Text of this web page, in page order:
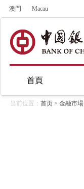
澳門 Macau
首頁
当前位置： 首页 > 金融市場